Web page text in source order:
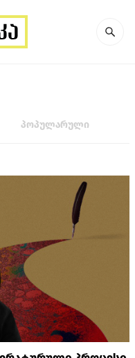
პოპულარული